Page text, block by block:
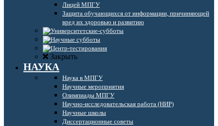
Лицей МПГУ
Защита обучающихся от информации, причиняющей
вред их здоровью и развитию
Закрыть
НАУКА
Наука в МПГУ
Научные мероприятия
Олимпиады МПГУ
Научно-исследовательская работа (НИР)
Научные школы
Диссертационные советы